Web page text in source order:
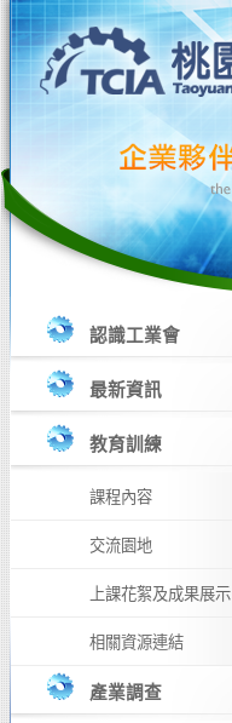
認識工業會
最新資訊
教育訓練
課程內容
交流園地
上課花絮及成果展示
相關資源連結
產業調查